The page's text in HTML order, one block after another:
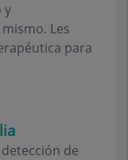
y
Les
para
de